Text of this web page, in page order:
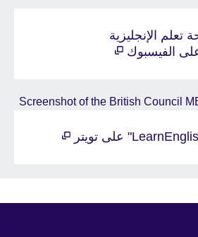
الإنجليزية